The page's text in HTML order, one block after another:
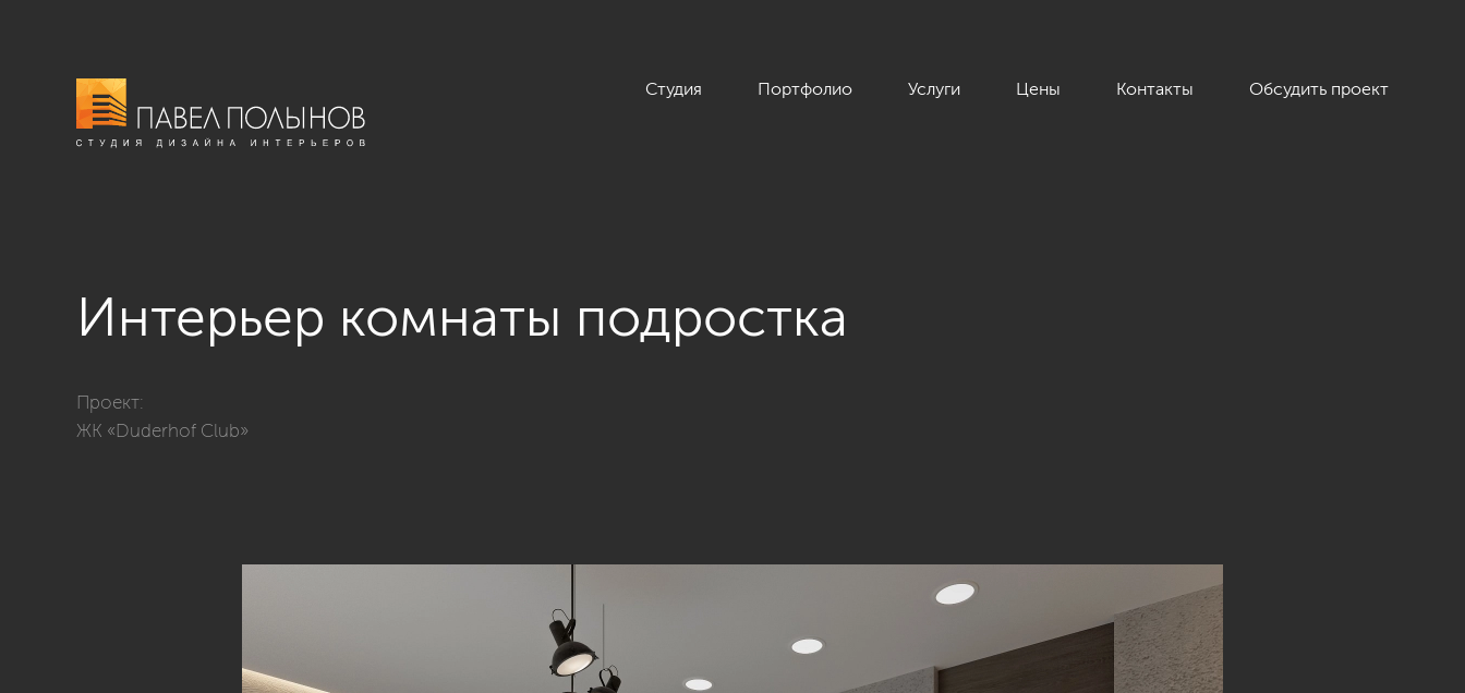
Студия Портфолио Услуги Цены Контакты Обсудить проект
Интерьер комнаты подростка
Проект:
ЖК «Duderhof Club»